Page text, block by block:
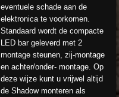
eventuele schade aan de
elektronica te voorkomen.
Standaard wordt de compacte
LED bar geleverd met 2
montage steunen, zij-montage
en achter/onder- montage. Op
deze wijze kunt u vrijwel altijd
de Shadow monteren als